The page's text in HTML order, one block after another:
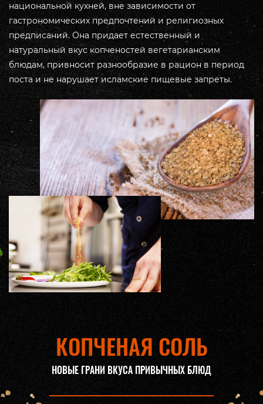
национальной кухней, вне зависимости от
гастрономических предпочтений и религиозных
предписаний. Она придает естественный и
натуральный вкус копченостей вегетарианским
блюдам, привносит разнообразие в рацион в период
поста и не нарушает исламские пищевые запреты.
КОПЧЕНАЯ СОЛЬ
НОВЫЕ ГРАНИ ВКУСА ПРИВЫЧНЫХ БЛЮД